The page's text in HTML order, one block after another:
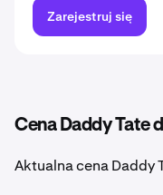
Zarejestruj się
Cena Daddy Tate
Aktualna cena Daddy